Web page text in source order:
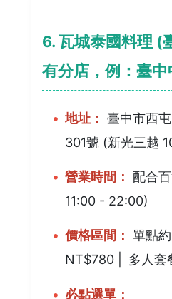
6. 瓦城泰國料理 (
有分店，例：臺中
地址： 臺中市西
301號 (新光三越
營業時間： 配合
11:00 - 22:00)
價格區間： 單點
NT$780 |
多人套
必點選單：